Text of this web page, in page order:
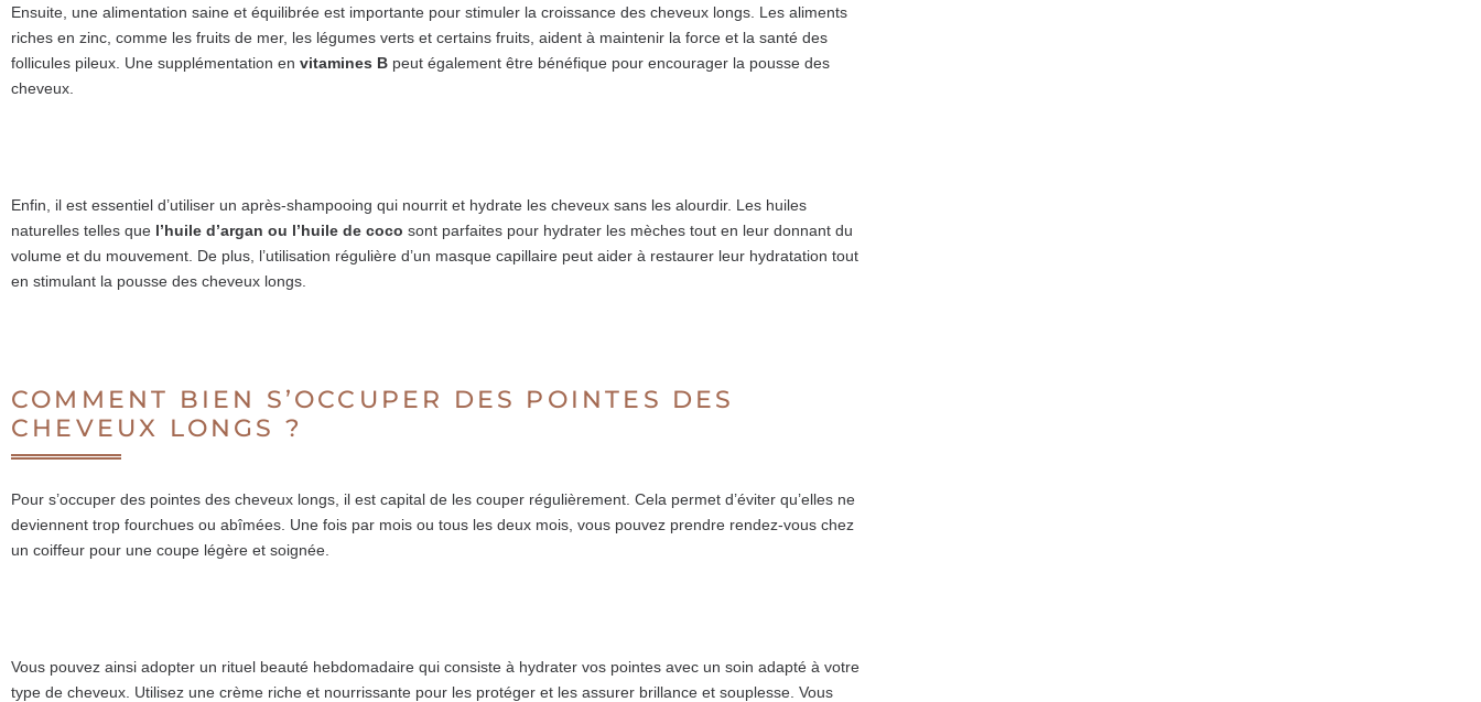
Ensuite, une alimentation saine et équilibrée est importante pour stimuler la croissance des cheveux longs. Les aliments
riches en zinc, comme les fruits de mer, les légumes verts et certains fruits, aident à maintenir la force et la santé des
follicules pileux. Une supplémentation en vitamines B peut également être bénéfique pour encourager la pousse des
cheveux.
Enfin, il est essentiel d’utiliser un après-shampooing qui nourrit et hydrate les cheveux sans les alourdir. Les huiles
naturelles telles que l’huile d’argan ou l’huile de coco sont parfaites pour hydrater les mèches tout en leur donnant du
volume et du mouvement. De plus, l’utilisation régulière d’un masque capillaire peut aider à restaurer leur hydratation tout
en stimulant la pousse des cheveux longs.
COMMENT BIEN S’OCCUPER DES POINTES DES
CHEVEUX LONGS ?
Pour s’occuper des pointes des cheveux longs, il est capital de les couper régulièrement. Cela permet d’éviter qu’elles ne
deviennent trop fourchues ou abîmées. Une fois par mois ou tous les deux mois, vous pouvez prendre rendez-vous chez
un coiffeur pour une coupe légère et soignée.
Vous pouvez ainsi adopter un rituel beauté hebdomadaire qui consiste à hydrater vos pointes avec un soin adapté à votre
type de cheveux. Utilisez une crème riche et nourrissante pour les protéger et les assurer brillance et souplesse. Vous